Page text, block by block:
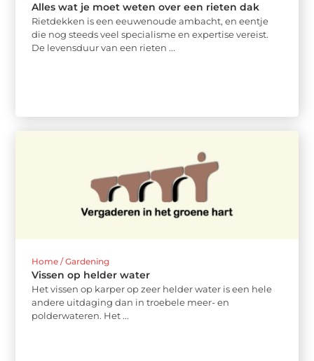
Alles wat je moet weten over een rieten dak
Rietdekken is een eeuwenoude ambacht, en eentje
die nog steeds veel specialisme en expertise vereist.
De levensduur van een rieten ...
Home / Gardening
Vissen op helder water
Het vissen op karper op zeer helder water is een hele
andere uitdaging dan in troebele meer- en
polderwateren. Het ...